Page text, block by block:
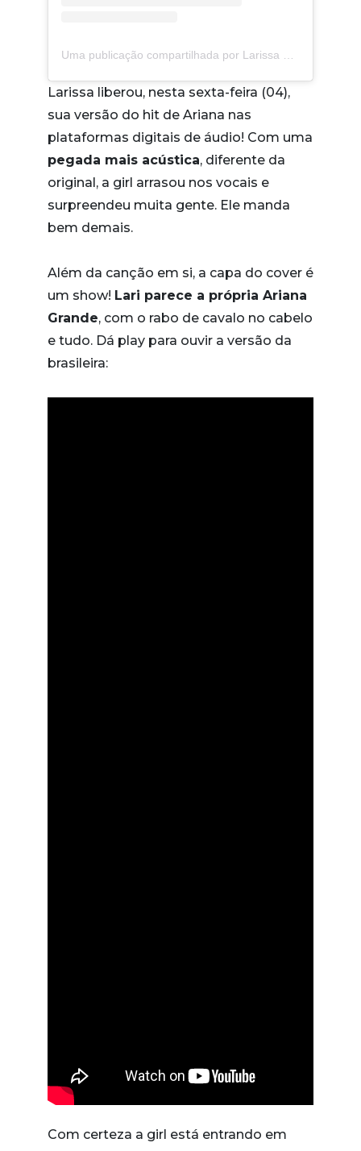
Larissa liberou, nesta sexta-feira (04),
sua versão do hit de Ariana nas
plataformas digitais de áudio! Com uma
pegada mais acústica, diferente da
original, a girl arrasou nos vocais e
surpreendeu muita gente. Ele manda
bem demais.
Além da canção em si, a capa do cover é
um show! Lari parece a própria Ariana
Grande, com o rabo de cavalo no cabelo
e tudo. Dá play para ouvir a versão da
brasileira:
Com certeza a girl está entrando em